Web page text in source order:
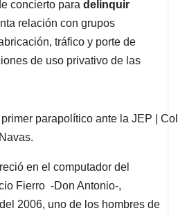
concierto para delinquir
relación con grupos
tráfico y porte de
de uso privativo de las
en el computador del
Fierro -Don Antonio-,
2006, uno de los hombres de